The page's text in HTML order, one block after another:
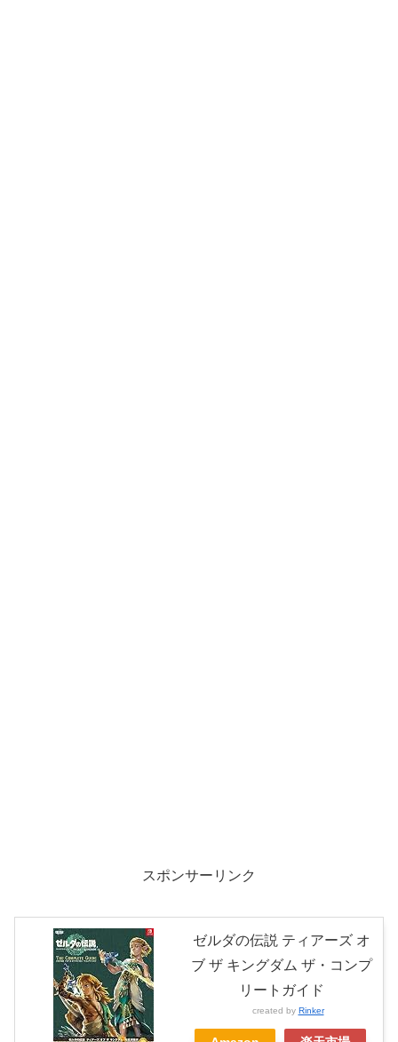
スポンサーリンク
ゼルダの伝説 ティアーズ オ
ブ ザ キングダム ザ・コンプ
リートガイド
created by Rinker